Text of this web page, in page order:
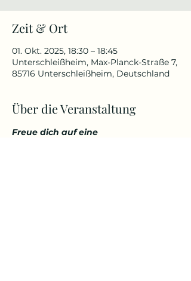
Zeit & Ort
01. Okt. 2025, 18:30 – 18:45
Unterschleißheim, Max-Planck-Straße 7,
85716 Unterschleißheim, Deutschland
Über die Veranstaltung
Freue dich auf eine